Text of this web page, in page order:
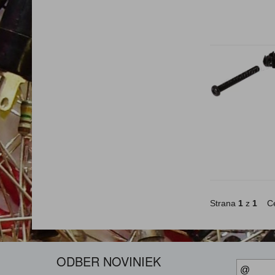
Strana 1 z 1
ODBER NOVINIEK